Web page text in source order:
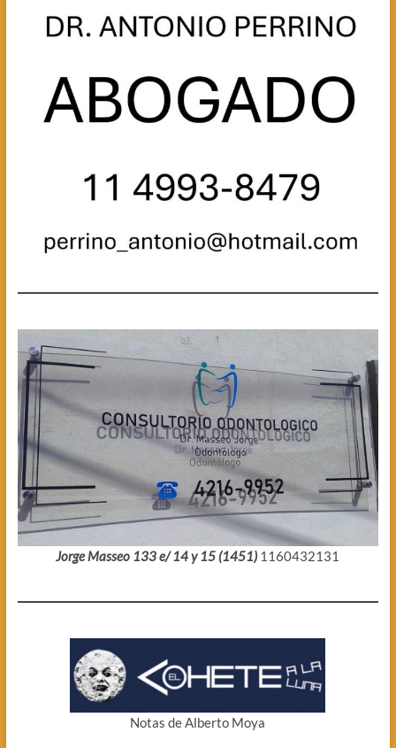
Jorge Masseo 133 e/ 14 y 15 (1451) 1160432131
Notas de Alberto Moya